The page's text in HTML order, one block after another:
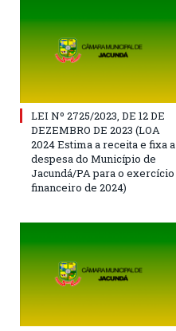
LEI Nº 2725/2023, DE 12 DE
DEZEMBRO DE 2023 (LOA
2024 Estima a receita e fixa a
despesa do Município de
Jacundá/PA para o exercício
financeiro de 2024)